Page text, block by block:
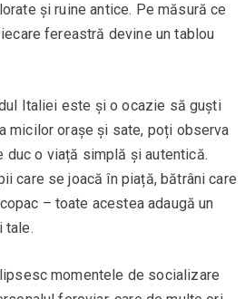
și ruine antice. Pe măsură ce
fereastră devine un tablou
Italiei este și o ocazie să guști
micilor orașe și sate, poți observa
duc o viață simplă și autentică.
care se joacă în piață, bătrâni care
– toate acestea adaugă un
tale.
momentele de socializare